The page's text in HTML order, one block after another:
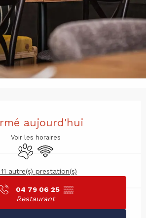
aujourd'hui
Voir les horaires
Animaux acceptés
WiFi
autre(s) prestation(s)
04 79 06 25 ▒▒
Restaurant